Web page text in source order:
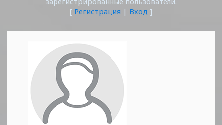
[ Регистрация | Вход ]